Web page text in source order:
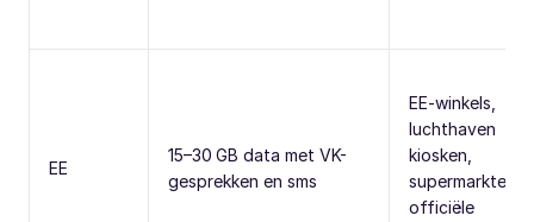
EE
15–30 GB data met VK-
gesprekken en sms
EE-winkels,
luchthaven
kiosken,
supermarkten
officiële